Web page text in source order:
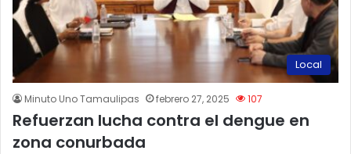
Local
Minuto Uno Tamaulipas febrero 27, 2025 107
Refuerzan lucha contra el dengue en
zona conurbada